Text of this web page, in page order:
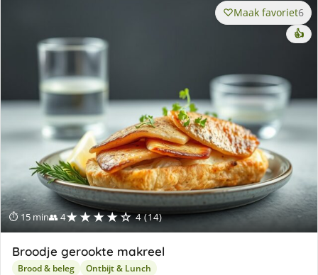
⏱ 15 min👥 4★★★★☆ 4 (14)
Maak favoriet6
👍
Broodje gerookte makreel
Brood & beleg Ontbijt & Lunch